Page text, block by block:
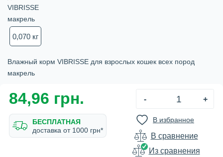
0,070 кг
Влажный корм VIBRISSE для взрослых кошек всех пород
макрель
84,96 грн. - +
БЕСПЛАТНАЯ
доставка от 1000 грн*
В избранное
В сравнение
Из сравнения